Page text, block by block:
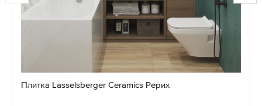
Плитка Lasselsberger Ceramics Рерих